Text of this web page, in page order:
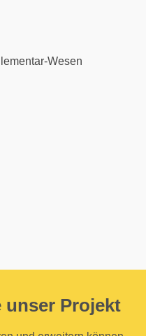
Wesen
unser Projekt